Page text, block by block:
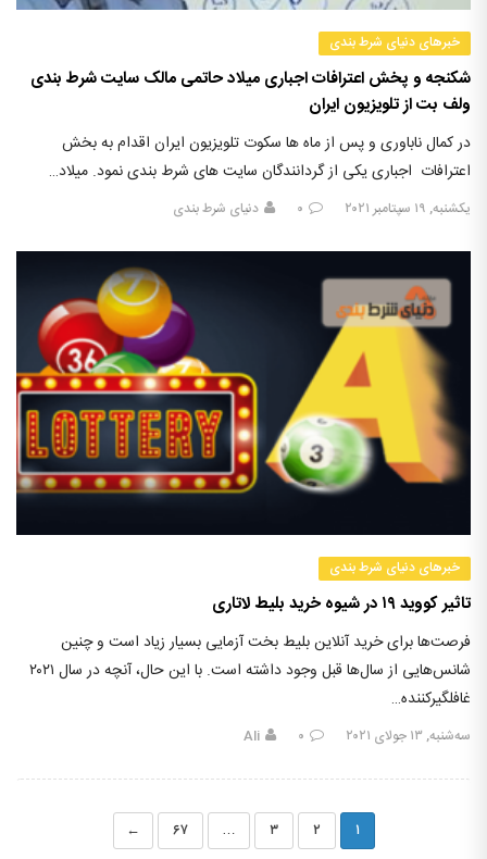
خبرهای دنیای شرط بندی
شکنجه و پخش اعترافات اجباری میلاد حاتمی مالک سایت‌ شرط‌ بندی
ولف بت از تلویزیون ایران
در کمال ناباوری و پس از ماه ها سکوت تلویزیون ایران اقدام به بخش
اعترافات اجباری یکی از گردانندگان سایت های شرط بندی نمود. میلاد…
یکشنبه, ۱۹ سپتامبر ۲۰۲۱ ۰ دنیای شرط بندی
خبرهای دنیای شرط بندی
تاثیر کووید ۱۹ در شیوه خرید بلیط لاتاری
فرصت‌ها برای خرید آنلاین بلیط بخت آزمایی بسیار زیاد است و چنین
شانس‌هایی از سال‌ها قبل وجود داشته است. با این حال، آنچه در سال ۲۰۲۱
غافلگیرکننده…
سه‌شنبه, ۱۳ جولای ۲۰۲۱ ۰ Ali
۱ ۲ ۳ … ۶۷ ←